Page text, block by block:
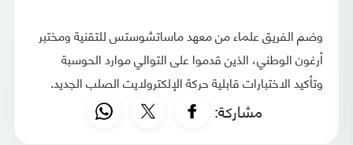
وضم الفريق علماء من معهد ماساتشوستس للتقنية ومختبر
أرغون الوطني، الذين قدموا على التوالي موارد الحوسبة
وتأكيد الاختبارات قابلية حركة الإلكترولايت الصلب الجديد.
مشاركة: